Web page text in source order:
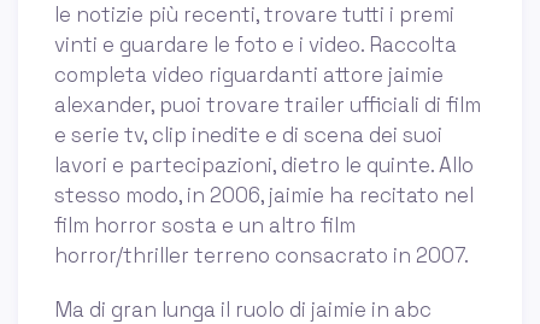
le notizie più recenti, trovare tutti i premi
vinti e guardare le foto e i video. Raccolta
completa video riguardanti attore jaimie
alexander, puoi trovare trailer ufficiali di film
e serie tv, clip inedite e di scena dei suoi
lavori e partecipazioni, dietro le quinte. Allo
stesso modo, in 2006, jaimie ha recitato nel
film horror sosta e un altro film
horror/thriller terreno consacrato in 2007.
Ma di gran lunga il ruolo di jaimie in abc